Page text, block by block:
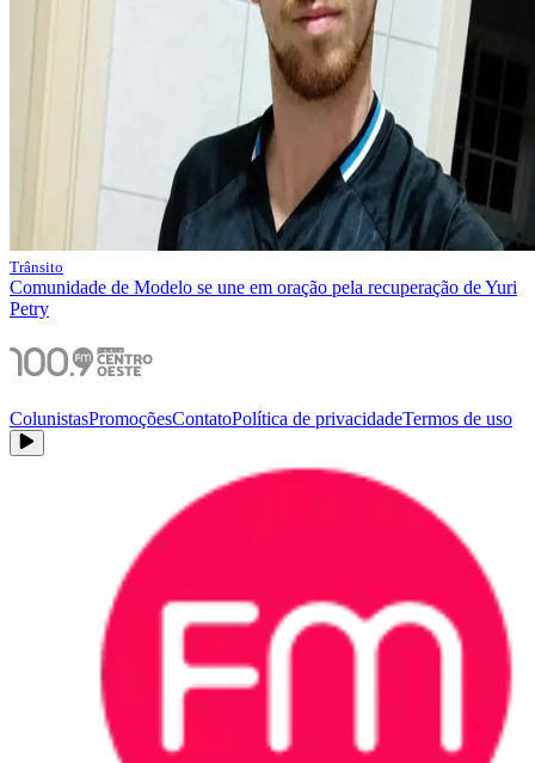
Trânsito
Comunidade de Modelo se une em oração pela recuperação de Yuri
Petry
ColunistasPromoçõesContatoPolítica de privacidadeTermos de uso